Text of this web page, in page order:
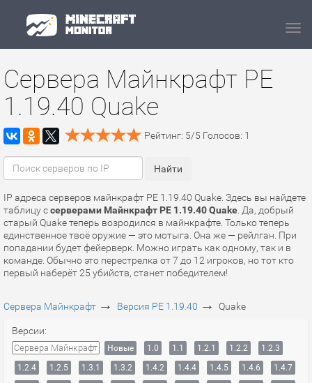
Сервера Майнкрафт PE
1.19.40 Quake
Рейтинг: 5/5 Голосов: 1
IP адреса серверов майнкрафт PE 1.19.40 Quake. Здесь вы найдете
таблицу ссерверами Майнкрафт PE 1.19.40 Quake . Да, добрый
старый Quake теперь возродился в майнкрафте. Только теперь
единственное твоё оружие — это мотыга. Она же — рейлган. При
попадании будет фейерверк. Можно играть как одному, так и в
команде. Обычно это перестрелка от 7 до 12 игроков, но тот кто
первый наберёт 25 убийств, станет победителем!
Сервера Майнкрафт → Версия PE 1.19.40 → Quake
Версии:
Сервера Майнкрафт Новые 1.0 1.1 1.2.1 1.2.2
1.2.3
1.2.4
1.2.5 1.3.1 1.3.2 1.4.2 1.4.4 1.4.5 1.4.6
1.4.7